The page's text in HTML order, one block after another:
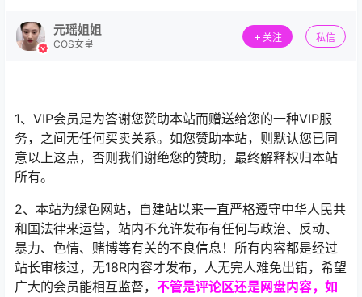
元瑶姐姐
COS女皇
关注 私信
1、VIP会员是为答谢您赞助本站而赠送给您的一种VIP服
务，之间无任何买卖关系。如您赞助本站，则默认您已同
意以上这点，否则我们谢绝您的赞助，最终解释权归本站
所有。
2、本站为绿色网站，自建站以来一直严格遵守中华人民共
和国法律来运营，站内不允许发布有任何与政治、反动、
暴力、色情、赌博等有关的不良信息！所有内容都是经过
站长审核过，无18R内容才发布，人无完人难免出错，希望
广大的会员能相互监督， 不管是评论区还是网盘内容，如